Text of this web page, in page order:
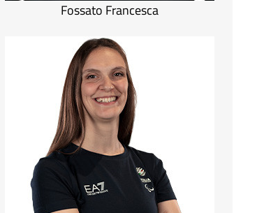
Fossato Francesca